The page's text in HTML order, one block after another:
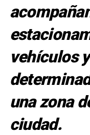
vehículos
una zona
ciudad.